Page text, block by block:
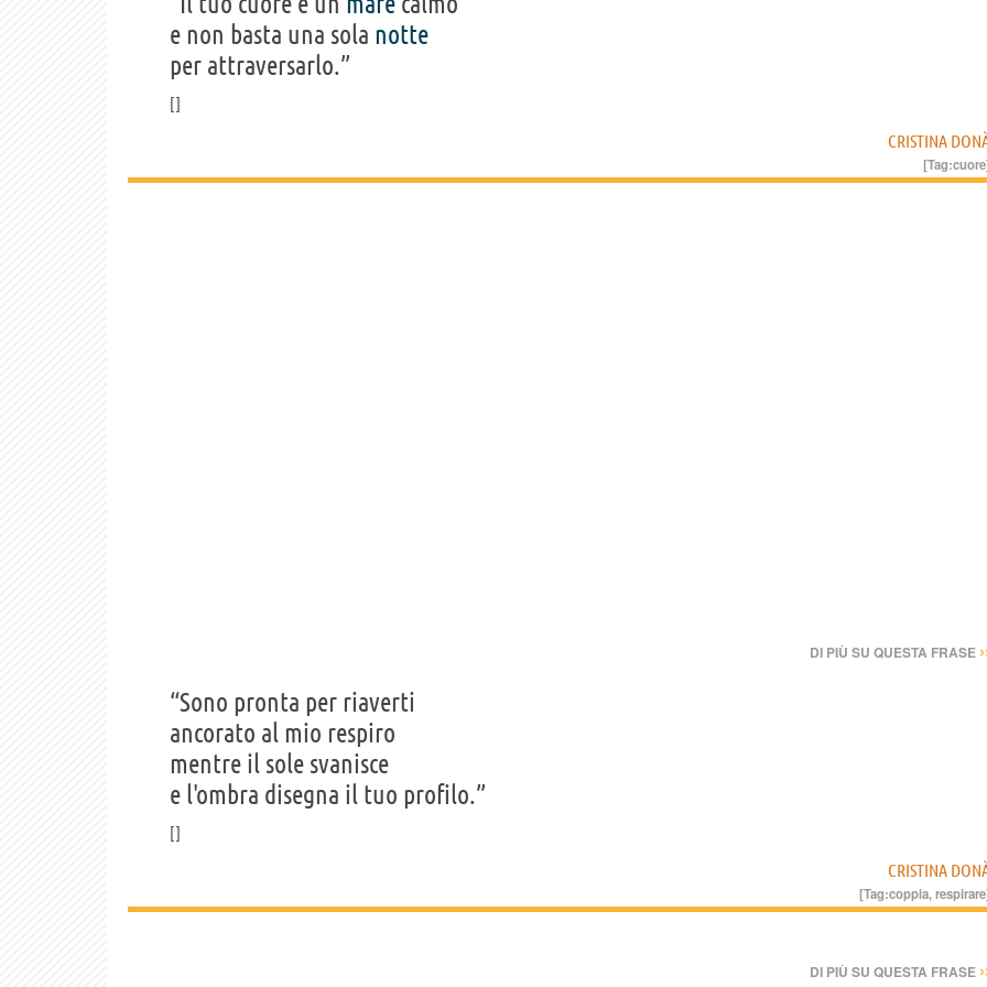
e non basta una sola notte
per attraversarlo.”
CRISTINA
[Tag:cuore
DI PIÙ SU QUESTA FRASE
“Sono pronta per riaverti
ancorato al mio respiro
mentre il sole svanisce
e l'ombra disegna il tuo profilo.”
CRISTINA
[Tag:coppia,respirare
DI PIÙ SU QUESTA FRASE